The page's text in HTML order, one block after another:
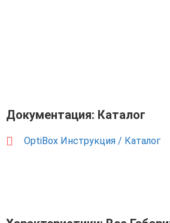
Документация: Каталог
OptiBox Инструкция / Каталог